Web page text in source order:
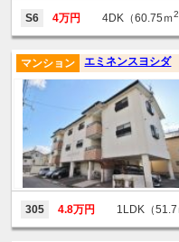
S6 4万円 4DK（60.75ｍ2
エミネンスヨシダ
マンション
305 4.8万円 1LDK（51.7